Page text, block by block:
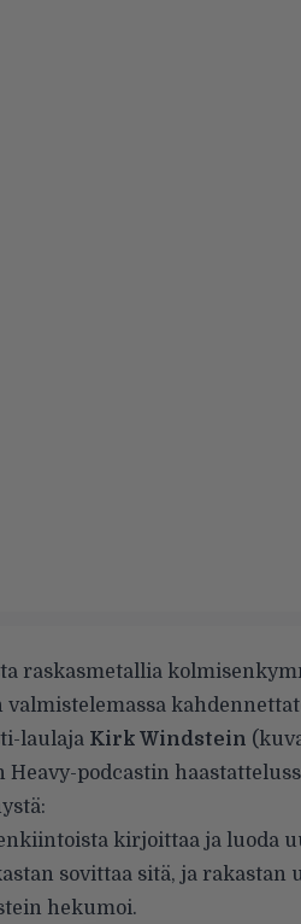
raskasmetallia
valmistelemassa
laulaja Kirk Windstein
Heavy-podcastin
kirjoittaa ja luoda
sovittaa sitä, ja
hekumoi.